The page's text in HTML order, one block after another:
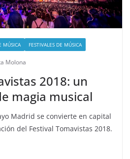
MÚSICA FESTIVALES DE MÚSICA
Molona
2018: un
magia musical
Madrid se convierte en capital
del Festival Tomavistas 2018.